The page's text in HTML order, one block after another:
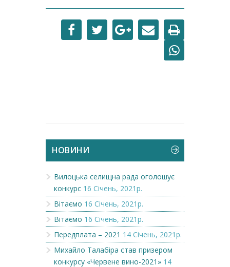
НОВИНИ
Вилоцька селищна рада оголошує
конкурс 16 Січень, 2021р.
Вітаємо 16 Січень, 2021р.
Вітаємо 16 Січень, 2021р.
Передплата – 2021 14 Січень, 2021р.
Михайло Талабіра став призером
конкурсу «Червене вино-2021» 14